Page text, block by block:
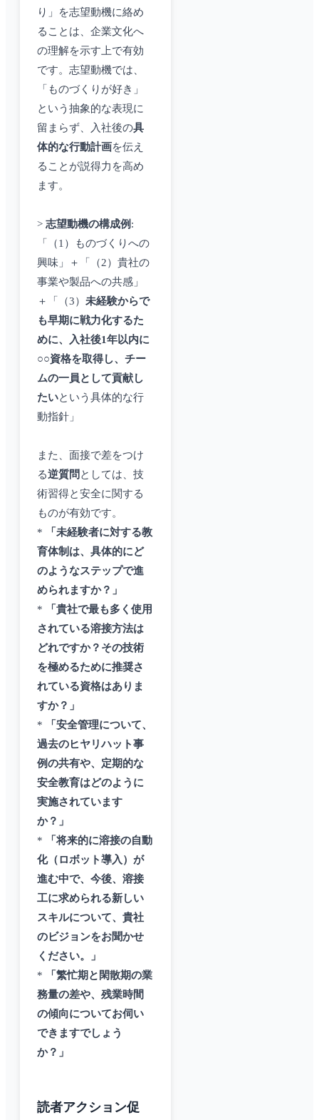
り」を志望動機に絡め
ることは、企業文化へ
の理解を示す上で有効
です。志望動機では、
「ものづくりが好き」
という抽象的な表現に
留まらず、入社後の具
体的な行動計画を伝え
ることが説得力を高め
ます。
> 志望動機の構成例 :
「（1）ものづくりへの
興味」＋「（2）貴社の
事業や製品への共感」
＋「（3） 未経験からで
も早期に戦力化するた
めに、入社後1年以内に
○○資格を取得し、チー
ムの一員として貢献し
たいという具体的な行
動指針」
また、面接で差をつけ
る逆質問 としては、技
術習得と安全に関する
ものが有効です。
*
「未経験者に対する教
育体制は、具体的にど
のようなステップで進
められますか？」
*
「貴社で最も多く使用
されている溶接方法は
どれですか？その技術
を極めるために推奨さ
れている資格はありま
すか？」
*
「安全管理について、
過去のヒヤリハット事
例の共有や、定期的な
安全教育はどのように
実施されています
か？」
*
「将来的に溶接の自動
化（ロボット導入）が
進む中で、今後、溶接
工に求められる新しい
スキルについて、貴社
のビジョンをお聞かせ
ください。」
*
「繁忙期と閑散期の業
務量の差や、残業時間
の傾向についてお伺い
できますでしょう
か？」
読者アクション促